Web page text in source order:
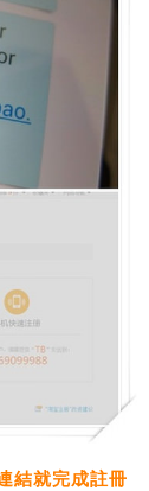
結就完成註冊